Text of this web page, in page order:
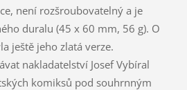
není rozšroubovatelný a je
duralu (45 x 60 mm, 56 g). O
ještě jeho zlatá verze.
nakladatelství Josef Vybíral
komiksů pod souhrnným